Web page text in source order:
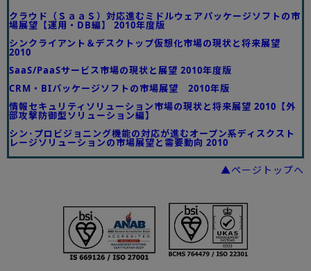
クラウド（ＳａａＳ）対応進むミドルウェアパッケージソフトの市
場展望【運用・DB編】 2010年度版
シンクライアント＆デスクトップ仮想化市場の現状と将来展望
2010
SaaS/PaaSサービス市場の現状と展望 2010年度版
CRM・BIパッケージソフトの市場展望 2010年版
情報セキュリティソリューション市場の現状と将来展望 2010【外
部攻撃防御型ソリューション編】
シン･プロビジョニング機能の対応が進むオープン系ディスクスト
レージソリューションの市場展望と需要動向 2010
▲ページトップへ